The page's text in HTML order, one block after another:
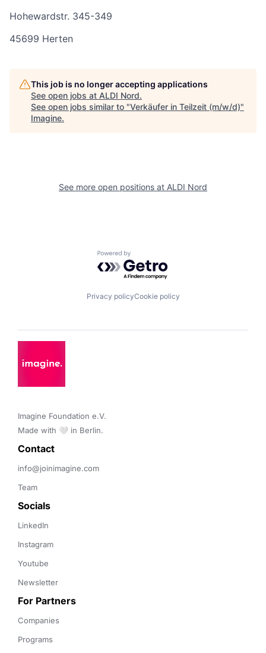
Hohewardstr. 345-349
45699 Herten
This job is no longer accepting applications
See open jobs at ALDI Nord.
See open jobs similar to "Verkäufer in Teilzeit (m/w/d)"
Imagine.
See more open positions at ALDI Nord
Powered by Getro.com
Privacy policyCookie policy
Imagine Foundation e.V.
Made with 🤍 in Berlin.
Contact
info@joinimagine.com
Team
Socials
LinkedIn
Instagram
Youtube
Newsletter
For Partners
Companies
Programs